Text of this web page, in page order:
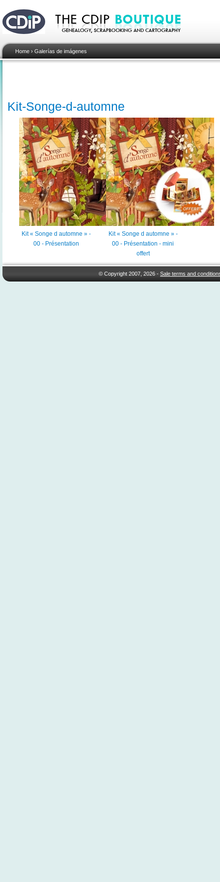
Home › Galerías de imágenes
Kit-Songe-d-automne
Kit « Songe d automne » -
00 - Présentation
Kit « Songe d automne » -
00 - Présentation - mini
offert
© Copyright 2007, 2026 -Sale terms and